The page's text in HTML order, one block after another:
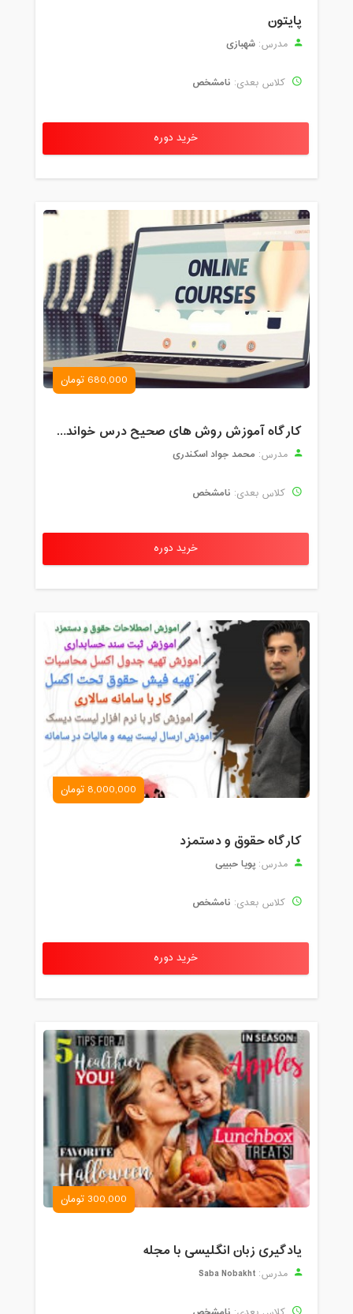
پایتون
مدرس: شهبازی
کلاس بعدی: نامشخص
خرید دوره
680,000 تومان
کارگاه آموزش روش های صحیح درس خواندن همراه با یادگیری بدون فراموشی
مدرس: محمد جواد اسکندری
کلاس بعدی: نامشخص
خرید دوره
8,000,000 تومان
کارگاه حقوق و دستمزد
مدرس: پویا حبیبی
کلاس بعدی: نامشخص
خرید دوره
300,000 تومان
یادگیری زبان انگلیسی با مجله
مدرس: Saba Nobakht